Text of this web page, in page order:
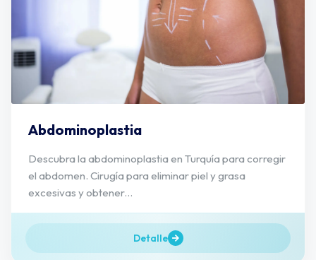
Abdominoplastia
Descubra la abdominoplastia en Turquía para corregir
el abdomen. Cirugía para eliminar piel y grasa
excesivas y obtener...
Detalle